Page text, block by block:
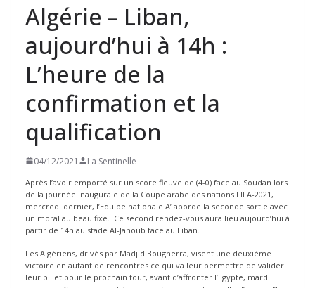
Algérie – Liban,
aujourd’hui à 14h :
L’heure de la
confirmation et la
qualification
04/12/2021 La Sentinelle
Après l’avoir emporté sur un score fleuve de (4-0) face au Soudan lors
de la journée inaugurale de la Coupe arabe des nations FIFA-2021,
mercredi dernier, l’Equipe nationale A’ aborde la seconde sortie avec
un moral au beau fixe. Ce second rendez-vous aura lieu aujourd’hui à
partir de 14h au stade Al-Janoub face au Liban.
Les Algériens, drivés par Madjid Bougherra, visent une deuxième
victoire en autant de rencontres ce qui va leur permettre de valider
leur billet pour le prochain tour, avant d’affronter l’Egypte, mardi